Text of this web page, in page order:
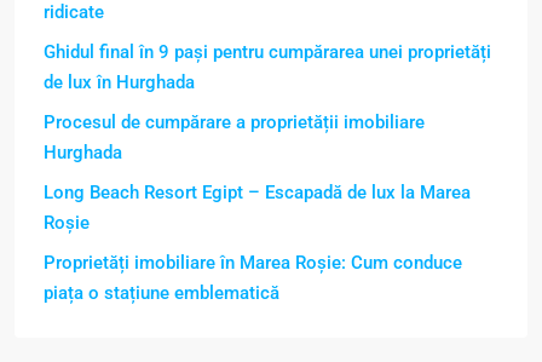
ridicate
Ghidul final în 9 pași pentru cumpărarea unei proprietăți
de lux în Hurghada
Procesul de cumpărare a proprietății imobiliare
Hurghada
Long Beach Resort Egipt – Escapadă de lux la Marea
Roșie
Proprietăți imobiliare în Marea Roșie: Cum conduce
piața o stațiune emblematică